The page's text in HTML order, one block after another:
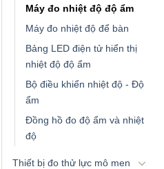
Máy đo nhiệt độ độ ẩm
Máy đo nhiệt độ để bàn
Bảng LED điện tử hiển thị
nhiệt độ độ ẩm
Bộ điều khiển nhiệt độ - Độ
ẩm
Đồng hồ đo độ ẩm và nhiệt
độ
Thiết bị đo thử lực mô men